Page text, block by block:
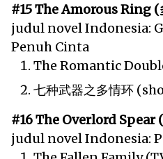
#15 The Amorous Ring (
judul novel Indonesia:
Penuh Cinta
The Romantic
七种武器之多情环
#16 The Overlord Spear
judul novel Indonesia: